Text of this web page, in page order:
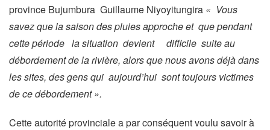
province Bujumbura Guillaume Niyoyitungira « Vous
savez que la saison des pluies approche et que pendant
cette période la situation devient difficile suite au
débordement de la rivière, alors que nous avons déjà dans
les sites, des gens qui aujourd’hui sont toujours victimes
de ce débordement ».
Cette autorité provinciale a par conséquent voulu savoir à